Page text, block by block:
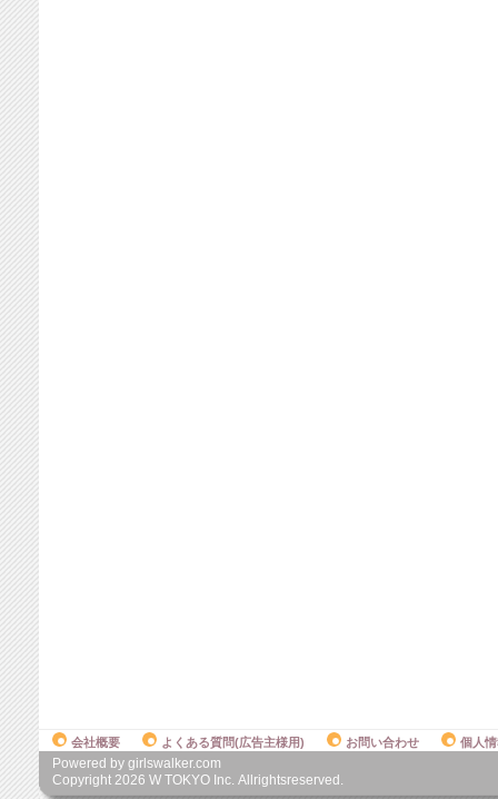
会社概要 よくある質問(広告主様用) お問い合わせ 個人
Powered by girlswalker.com
Copyright 2026 W TOKYO Inc. Allrightsreserved.